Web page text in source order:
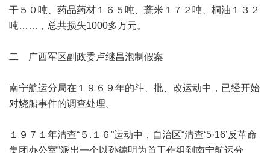
干５０吨、药品药材１６５吨、薏米１７２吨、桐油１３２
吨……，总共损失1000多万元。
二 广西军区副政委卢继昌泡制假案
南宁航运分局在１９６９年的斗、批、改运动中，已经开始
对烧船事件的调查处理。
１９７１年清查“５.１６”运动中，自治区“清查‘5·16’反革命
集团办公室”派出一个以孙德明为首工作组到南宁航运分